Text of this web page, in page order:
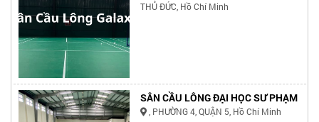
THỦ ĐỨC, Hồ Chí Minh
SÂN CẦU LÔNG ĐẠI HỌC SƯ PHẠM
, PHƯỜNG 4, QUẬN 5, Hồ Chí Minh